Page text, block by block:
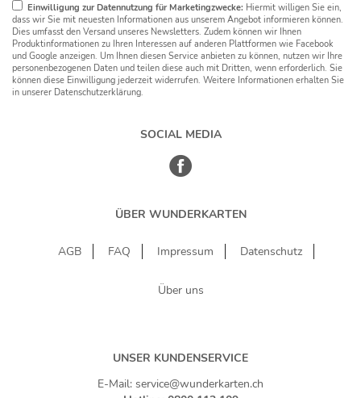
Einwilligung zur Datennutzung für Marketingzwecke: Hiermit willigen Sie ein,
dass wir Sie mit neuesten Informationen aus unserem Angebot informieren können.
Dies umfasst den Versand unseres Newsletters. Zudem können wir Ihnen
Produktinformationen zu Ihren Interessen auf anderen Plattformen wie Facebook
und Google anzeigen. Um Ihnen diesen Service anbieten zu können, nutzen wir Ihre
personenbezogenen Daten und teilen diese auch mit Dritten, wenn erforderlich. Sie
können diese Einwilligung jederzeit widerrufen. Weitere Informationen erhalten Sie
in unserer Datenschutzerklärung.
SOCIAL MEDIA
ÜBER WUNDERKARTEN
AGB FAQ Impressum Datenschutz
Über uns
UNSER KUNDENSERVICE
E-Mail: service@wunderkarten.ch